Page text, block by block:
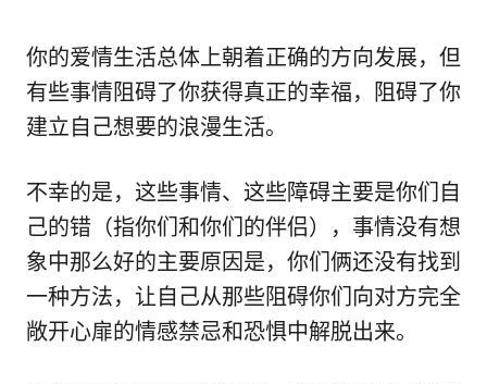
你的爱情生活总体上朝着正确的方向发展，但
有些事情阻碍了你获得真正的幸福，阻碍了你
建立自己想要的浪漫生活。
不幸的是，这些事情、这些障碍主要是你们自
己的错（指你们和你们的伴侣），事情没有想
象中那么好的主要原因是，你们俩还没有找到
一种方法，让自己从那些阻碍你们向对方完全
敞开心扉的情感禁忌和恐惧中解脱出来。